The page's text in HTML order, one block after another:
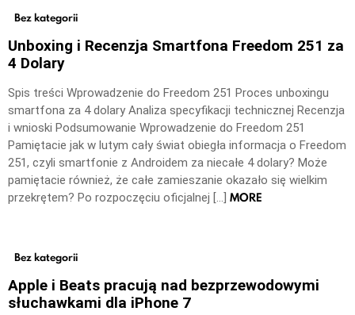
Bez kategorii
Unboxing i Recenzja Smartfona Freedom 251 za
4 Dolary
Spis treści Wprowadzenie do Freedom 251 Proces unboxingu
smartfona za 4 dolary Analiza specyfikacji technicznej Recenzja
i wnioski Podsumowanie Wprowadzenie do Freedom 251
Pamiętacie jak w lutym cały świat obiegła informacja o Freedom
251, czyli smartfonie z Androidem za niecałe 4 dolary? Może
pamiętacie również, że całe zamieszanie okazało się wielkim
przekrętem? Po rozpoczęciu oficjalnej […] MORE
Bez kategorii
Apple i Beats pracują nad bezprzewodowymi
słuchawkami dla iPhone 7